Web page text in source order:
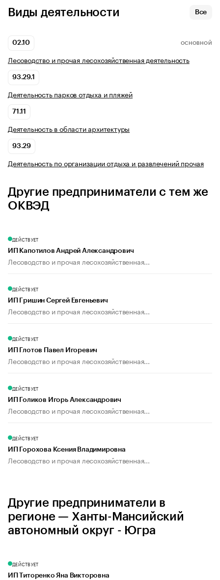
Виды деятельности Все
02.10 ОСНОВНОЙ
Лесоводство и прочая лесохозяйственная деятельность
93.29.1
Деятельность парков отдыха и пляжей
71.11
Деятельность в области архитектуры
93.29
Деятельность по организации отдыха и развлечений прочая
Другие предприниматели с тем же
ОКВЭД
ДЕЙСТВУЕТ
ИП Капотилов Андрей Александрович
Лесоводство и прочая лесохозяйственная...
ДЕЙСТВУЕТ
ИП Гришин Сергей Евгеньевич
Лесоводство и прочая лесохозяйственная...
ДЕЙСТВУЕТ
ИП Глотов Павел Игоревич
Лесоводство и прочая лесохозяйственная...
ДЕЙСТВУЕТ
ИП Голиков Игорь Александрович
Лесоводство и прочая лесохозяйственная...
ДЕЙСТВУЕТ
ИП Горохова Ксения Владимировна
Лесоводство и прочая лесохозяйственная...
Другие предприниматели в
регионе — Ханты-Мансийский
автономный округ - Югра
ДЕЙСТВУЕТ
ИП Титоренко Яна Викторовна